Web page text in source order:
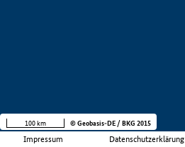
Impressum Datenschutzerklärung
100 km © Geobasis-DE / BKG 2015